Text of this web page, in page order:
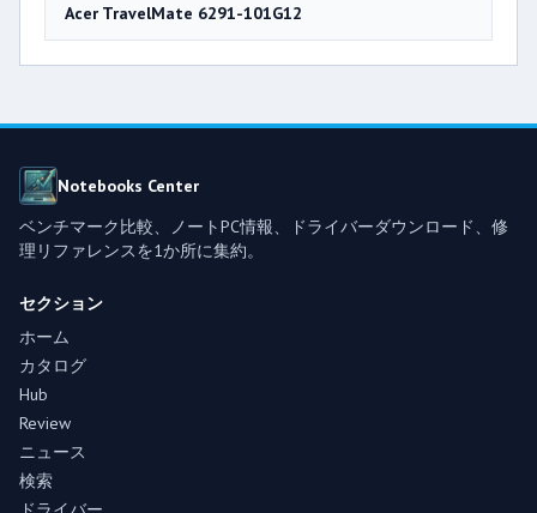
Acer TravelMate 6291-101G12
Notebooks Center
ベンチマーク比較、ノートPC情報、ドライバーダウンロード、修
理リファレンスを1か所に集約。
セクション
ホーム
カタログ
Hub
Review
ニュース
検索